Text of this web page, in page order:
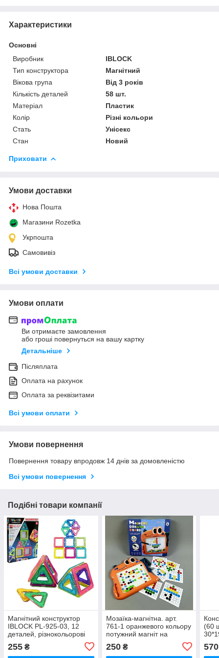
Характеристики
Основні
Виробник
IBLOCK
Тип конструктора
Магнітний
Вікова група
Від 3 років
Кількість деталей
58 шт.
Матеріал
Пластик
Колір
Різні кольори
Стать
Унісекс
Стан
Новий
Приховати
Умови доставки
Нова Пошта
Магазини Rozetka
Укрпошта
Самовивіз
Всі умови доставки
Умови оплати
Ви отримаєте замовлення
або гроші повернуться на вашу картку
Детальніше
Післяплата
Оплата на рахунок
Оплата за реквізитами
Всі умови оплати
Умови повернення
Повернення товару впродовж 14 днів за домовленістю
Всі умови повернення
Подібні товари компанії
Магнітний конструктор
IBLOCK PL-925-03, 12
деталей, різнокольорові
коробці 21.3х2.2х28 см
255 ₴
Мозаїка-магнітна. арт.
761-1 оранжевого кольору
потужний магніт на
короб.28*2, 5*2
250₴
(60
570